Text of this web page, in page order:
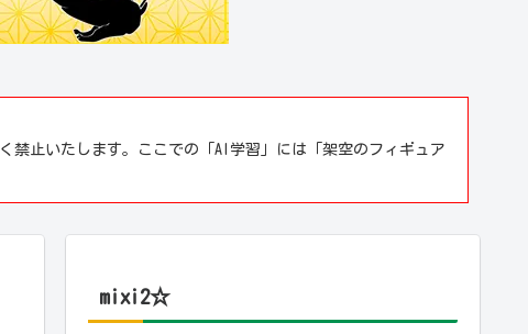
禁止いたします。ここでの「AI学習」には「架空のフィギュア
mixi2☆